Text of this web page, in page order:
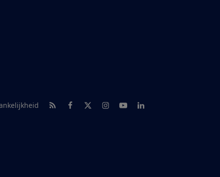
RSS-feed nieuws
Facebook
TwitterInstagram
YoutubeLinkedIn